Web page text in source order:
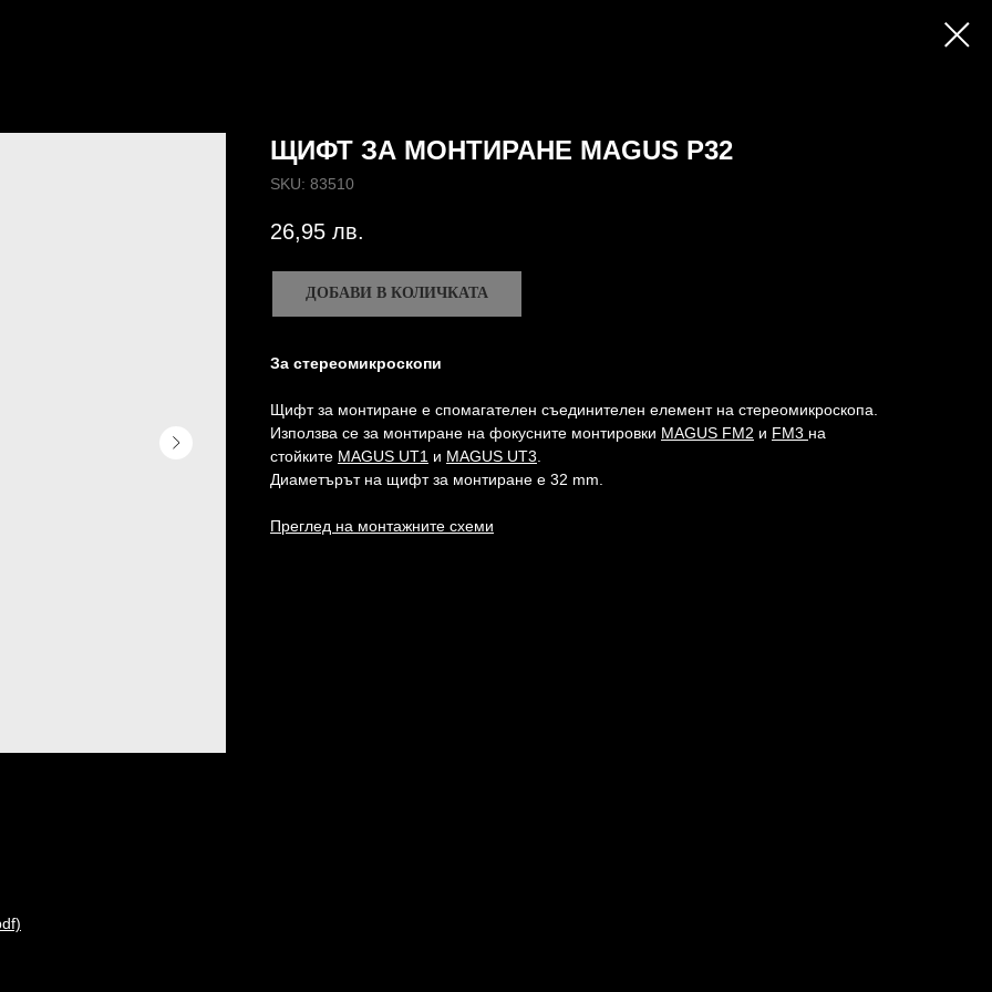
ЩИФТ ЗА МОНТИРАНЕ MAGUS P32
SKU: 83510
26,95 лв.
ДОБАВИ В КОЛИЧКАТА
За стереомикроскопи
Щифт за монтиране е спомагателен съединителен елемент на стереомикроскопа.
Използва се за монтиране на фокусните монтировки MAGUS FM2 и FM3 на
стойките MAGUS UT1 и MAGUS UT3.
Диаметърът на щифт за монтиране е 32 mm.
Преглед на монтажните схеми